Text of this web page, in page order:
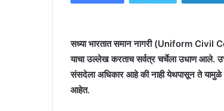
सध्या भारतात समान नागरी (Uniform Civil
याचा उल्लेख करताच सर्वत्र चर्चेला उधाण आले.
संसदेला अधिकार आहे की नाही येथपासून ते यामुळे
आहेत.